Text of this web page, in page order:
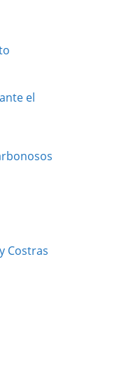
el
Costras